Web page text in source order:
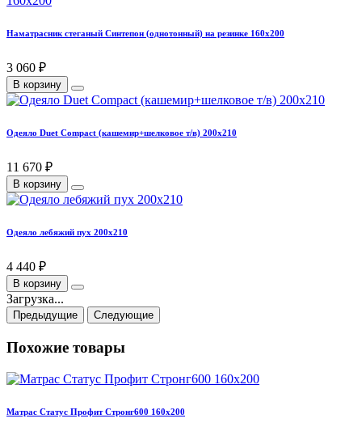
Наматрасник стеганый Синтепон (однотонный) на резинке 160х200
3 060 ₽
В корзину
Одеяло Duet Compact (кашемир+шелковое т/в) 200х210
11 670 ₽
В корзину
Одеяло лебяжий пух 200х210
4 440 ₽
В корзину
Загрузка...
Предыдущие Следующие
Похожие товары
Матрас Статус Профит Стронг600 160х200